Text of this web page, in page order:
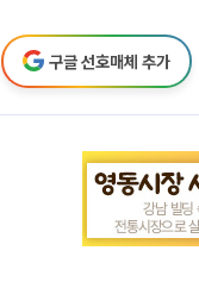
구글 선호매체 추가